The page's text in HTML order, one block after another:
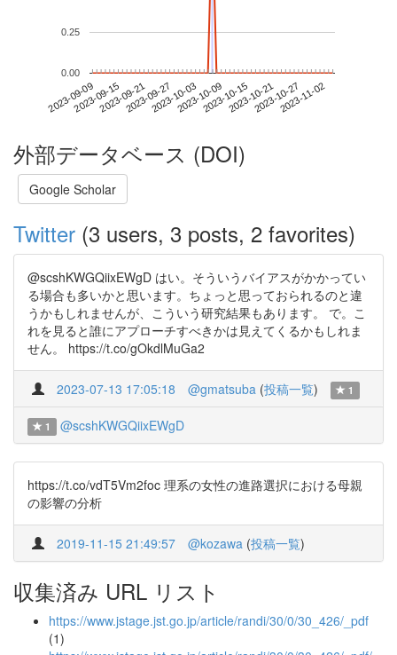
2023-09-092023-09-152023-09-212023-09-272023-10-032023-10-092023-10-152023-10-212023-10-272023-11-02
0.00
0.25
外部データベース (DOI)
Google Scholar
Twitter (3 users, 3 posts, 2 favorites)
@scshKWGQiixEWgD はい。そういうバイアスがかかってい
る場合も多いかと思います。ちょっと思っておられるのと違
うかもしれませんが、こういう研究結果もあります。 で。こ
れを見ると誰にアプローチすべきかは見えてくるかもしれま
せん。 https://t.co/gOkdlMuGa2
2023-07-13 17:05:18 @gmatsuba (投稿一覧) 1
1 @scshKWGQiixEWgD
https://t.co/vdT5Vm2foc 理系の女性の進路選択における母親
の影響の分析
2019-11-15 21:49:57 @kozawa (投稿一覧)
収集済み URL リスト
https://www.jstage.jst.go.jp/article/randi/30/0/30_426/_pdf
(1)